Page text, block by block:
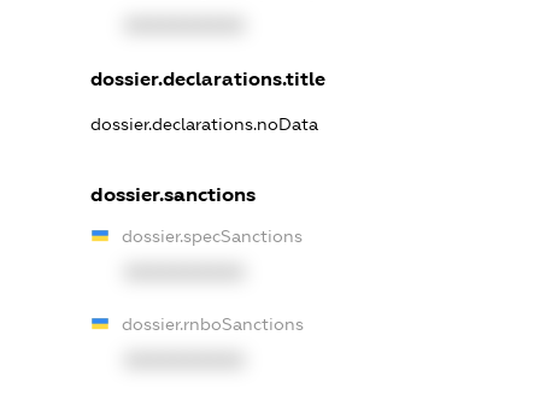
dossier.declarations.title
dossier.declarations.noData
dossier.sanctions
dossier.specSanctions
dossier.rnboSanctions